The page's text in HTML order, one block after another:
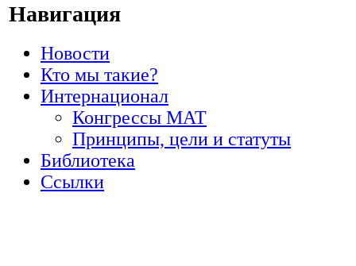
Навигация
Новости
Кто мы такие?
Интернационал
Конгрессы МАТ
Принципы, цели и статуты
Библиотека
Ссылки